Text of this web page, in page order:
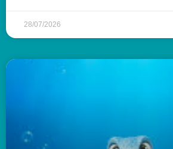
28/07/2026